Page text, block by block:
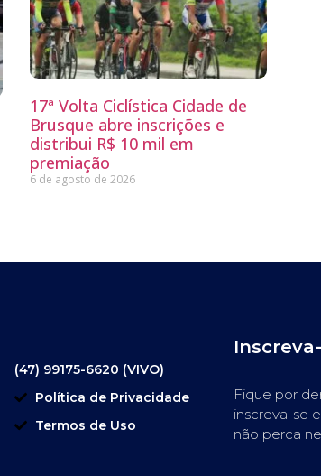
17ª Volta Ciclística Cidade de
Brusque abre inscrições e
distribui R$ 10 mil em
premiação
6 de agosto de 2026
(47) 99175-6620 (VIVO)
Política de Privacidade
Termos de Uso
Fique por
inscreva-se
não perca